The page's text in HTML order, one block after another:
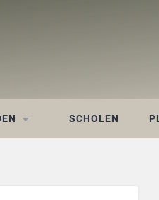
SCHOLEN